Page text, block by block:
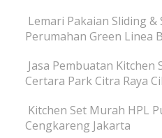
Lemari Pakaian Sliding
Perumahan Green Linea
Jasa Pembuatan
Certara Park Citra Raya
Kitchen Set Murah HPL
Cengkareng Jakarta